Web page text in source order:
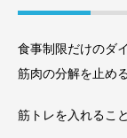
食事制限だけのダ
筋肉の分解を止め
筋トレを入れること